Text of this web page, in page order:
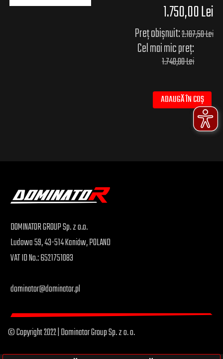
1.750,00 Lei
Preț obișnuit:2.187,50 Lei
Cel mai mic preț:
1.740,00 Lei
ADAUGĂ ÎN COȘ
DOMINATOR GROUP Sp. z o.o.
Ludowa 59, 43-514 Kaniów, POLAND
VAT ID No.: 6521751083
dominator@dominator.pl
© Copyright 2022 | Dominator Group Sp. z o. o.